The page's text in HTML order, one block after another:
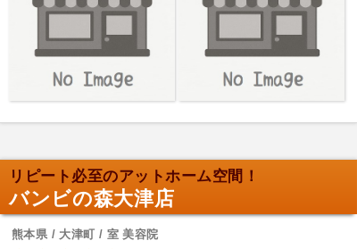
リピート必至のアットホーム空間！
バンビの森大津店
熊本県 / 大津町 / 室 美容院